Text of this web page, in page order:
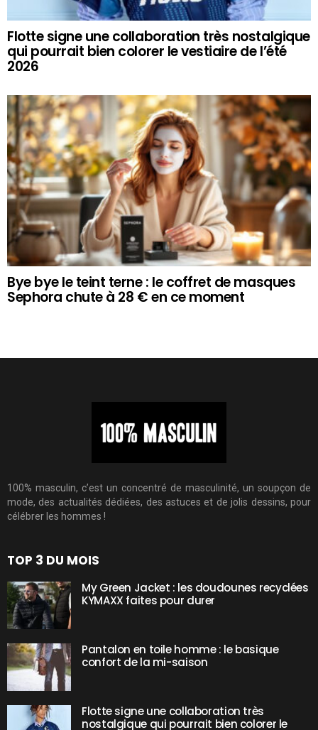
Flotte signe une collaboration très nostalgique
qui pourrait bien colorer le vestiaire de l’été
2026
Bye bye le teint terne : le coffret de masques
Sephora chute à 28 € en ce moment
100% masculin, c’est un concentré de masculinité, un soupçon de
mode, des actualités dédiées, des astuces et de jolis dessins, pour
célébrer les hommes !
TOP 3 DU MOIS
My Green Jacket : les doudounes recyclées
KYMAXX faites pour durer
Pantalon en toile homme : le basique
confort de la mi-saison
Flotte signe une collaboration très
nostalgique qui pourrait bien colorer le